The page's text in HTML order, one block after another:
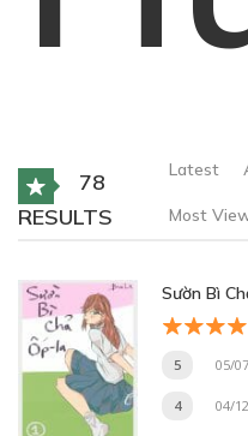
78
RESULTS
Latest
Most
Sườn Bì
5 05/
4 04/